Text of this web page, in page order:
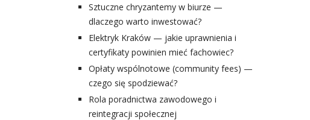
Sztuczne chryzantemy w biurze —
dlaczego warto inwestować?
Elektryk Kraków — jakie uprawnienia i
certyfikaty powinien mieć fachowiec?
Opłaty wspólnotowe (community fees) —
czego się spodziewać?
Rola poradnictwa zawodowego i
reintegracji społecznej